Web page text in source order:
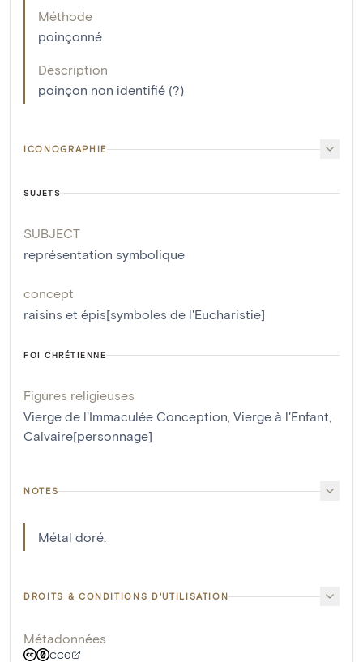
Méthode
poinçonné
Description
poinçon non identifié (?)
ICONOGRAPHIE
SUJETS
SUBJECT
représentation symbolique
concept
raisins et épis[symboles de l'Eucharistie]
FOI CHRÉTIENNE
Figures religieuses
Vierge de l'Immaculée Conception, Vierge à l'Enfant,
Calvaire[personnage]
NOTES
Métal doré.
DROITS & CONDITIONS D'UTILISATION
Métadonnées
CC0